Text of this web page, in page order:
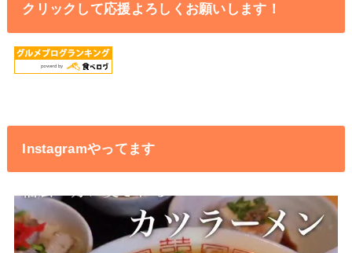
クリックして応援よろしくお願いします！
Instagramやってます